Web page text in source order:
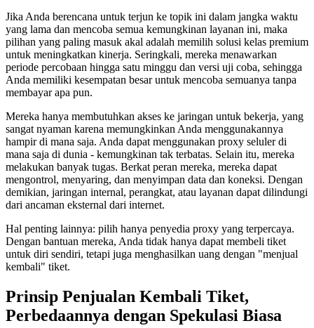
Jika Anda berencana untuk terjun ke topik ini dalam jangka waktu
yang lama dan mencoba semua kemungkinan layanan ini, maka
pilihan yang paling masuk akal adalah memilih solusi kelas premium
untuk meningkatkan kinerja. Seringkali, mereka menawarkan
periode percobaan hingga satu minggu dan versi uji coba, sehingga
Anda memiliki kesempatan besar untuk mencoba semuanya tanpa
membayar apa pun.
Mereka hanya membutuhkan akses ke jaringan untuk bekerja, yang
sangat nyaman karena memungkinkan Anda menggunakannya
hampir di mana saja. Anda dapat menggunakan proxy seluler di
mana saja di dunia - kemungkinan tak terbatas. Selain itu, mereka
melakukan banyak tugas. Berkat peran mereka, mereka dapat
mengontrol, menyaring, dan menyimpan data dan koneksi. Dengan
demikian, jaringan internal, perangkat, atau layanan dapat dilindungi
dari ancaman eksternal dari internet.
Hal penting lainnya: pilih hanya penyedia proxy yang terpercaya.
Dengan bantuan mereka, Anda tidak hanya dapat membeli tiket
untuk diri sendiri, tetapi juga menghasilkan uang dengan "menjual
kembali" tiket.
Prinsip Penjualan Kembali Tiket,
Perbedaannya dengan Spekulasi Biasa